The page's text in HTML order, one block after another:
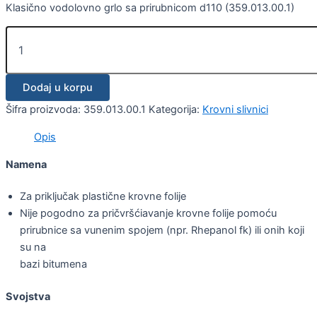
Klasično vodolovno grlo sa prirubnicom d110 (359.013.00.1)
Dodaj u korpu
Šifra proizvoda: 359.013.00.1 Kategorija: Krovni slivnici
Opis
Namena
Za priključak plastične krovne folije
Nije pogodno za pričvršćiavanje krovne folije pomoću
prirubnice sa vunenim spojem (npr. Rhepanol fk) ili onih koji
su na
bazi bitumena
Svojstva